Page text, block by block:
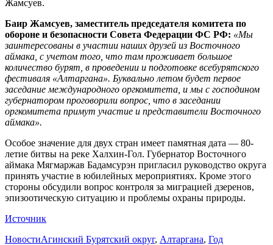
Жамсуев.
Баир Жамсуев, заместитель председателя комитета по
обороне и безопасности Совета Федерации ФС РФ: «Мы
заинтересованы в участии наших друзей из Восточного
аймака, с учетом того, что там проживает большое
количество бурят, в проведении и подготовке всебурятского
фестиваля «Алтаргана». Буквально летом будет первое
заседание международного оргкомитета, и мы с господином
губернатором проговорили вопрос, что в заседании
оргкомитета примут участие и представители Восточного
аймака».
Особое значение для двух стран имеет памятная дата — 80-
летие битвы на реке Халхин-Гол. Губернатор Восточного
аймака Мягмаржав Бадамсурэн пригласил руководство округа
принять участие в юбилейных мероприятиях. Кроме этого
стороны обсудили вопрос контроля за миграцией дзеренов,
эпизоотическую ситуацию и проблемы охраны природы.
Источник
НовостиАгинский Бурятский округ, Алтаргана, Год